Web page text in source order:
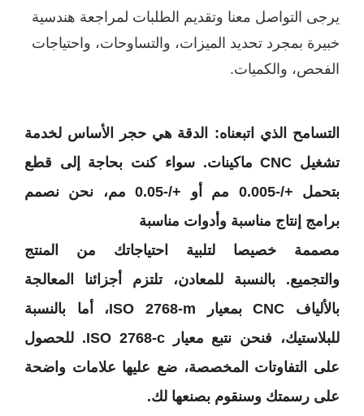
التواصل معنا وتقديم الطلبات لمراجعة هندسية
بمجرد تحديد الميزات، والتساوحات، واحتياجات
والكميات.
الذي اتبعناه
الدقة هي حجر الأساس لخدمة
تشغيل CNC ماكينات. سواء كنت بحاجة إلى قطع
بتحمل +/-0.005 مم أو +/-0.05 مم، نحن نصمم
إنتاج مناسبة وأدوات مناسبة
خصيصا لتلبية احتياجاتك من المنتج
بالنسبة للمعادن، تلتزم أجزائنا المعالجة
بالألياف CNC بمعيار ISO 2768-m، أما بالنسبة
للبلاستيك، فنحن نتبع معيار ISO 2768-c. للحصول
التفاوتات المخصصة، ضع عليها علامات واضحة
رسمتك وسنقوم بصنعها لك.